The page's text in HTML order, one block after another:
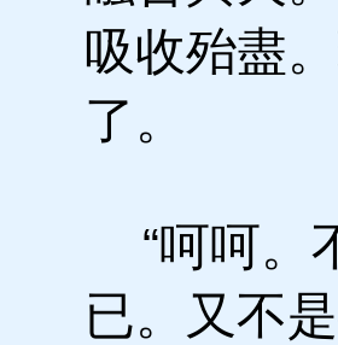
吸收殆盡
了。
“呵呵。
已。又不